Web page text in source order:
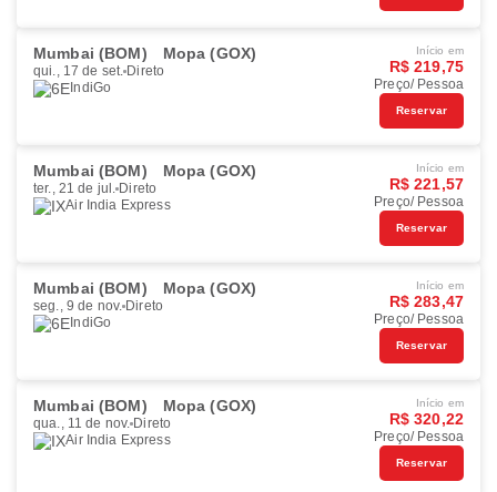
Mumbai (BOM) Mopa (GOX)
qui., 17 de set. Direto
IndiGo
Início em
R$ 219,75
Preço/ Pessoa
Reservar
Mumbai (BOM) Mopa (GOX)
ter., 21 de jul. Direto
Air India Express
Início em
R$ 221,57
Preço/ Pessoa
Reservar
Mumbai (BOM) Mopa (GOX)
seg., 9 de nov. Direto
IndiGo
Início em
R$ 283,47
Preço/ Pessoa
Reservar
Mumbai (BOM) Mopa (GOX)
qua., 11 de nov. Direto
Air India Express
Início em
R$ 320,22
Preço/ Pessoa
Reservar